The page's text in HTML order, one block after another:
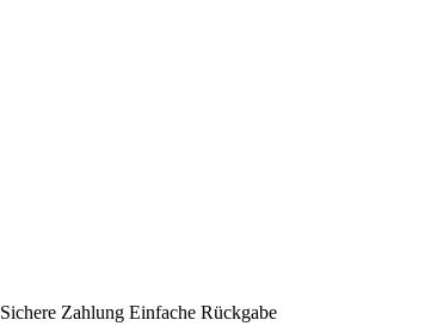
Sichere Zahlung Einfache Rückgabe